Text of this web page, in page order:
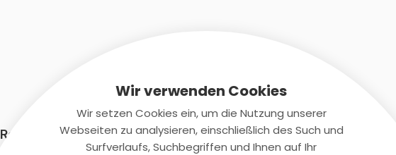
Rechtliches Kontaktiere uns
Wir verwenden Cookies
Wir setzen Cookies ein, um die Nutzung unserer
Webseiten zu analysieren, einschließlich des Such und
Surfverlaufs, Suchbegriffen und Ihnen auf Ihr